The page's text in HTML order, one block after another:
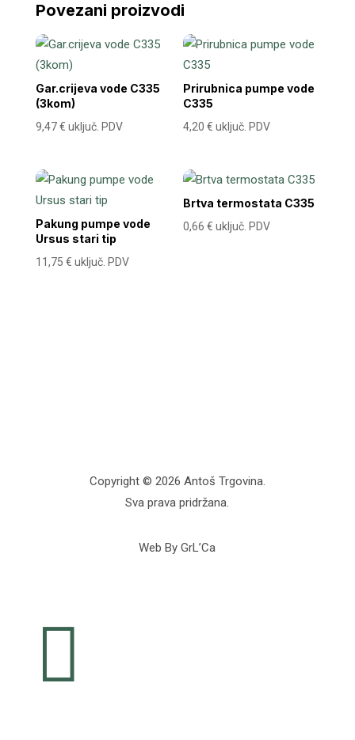
Povezani proizvodi
Gar.crijeva vode C335
(3kom)
9,47€ uključ. PDV
Prirubnica pumpe vode
C335
4,20€ uključ. PDV
Pakung pumpe vode
Ursus stari tip
11,75 € uključ. PDV
Brtva termostata C335
0,66€ uključ. PDV
Copyright © 2026 Antoš Trgovina.
Sva prava pridržana.
Web By GrL’Ca
